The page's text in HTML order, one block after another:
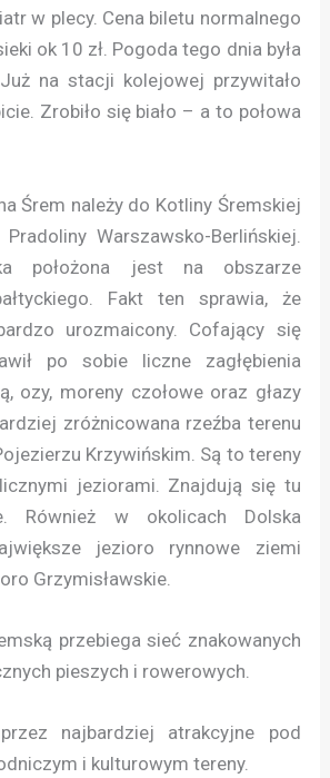
w plecy. Cena biletu normalnego
ok 10 zł. Pogoda tego dnia była
na stacji kolejowej przywitało
Zrobiło się biało – a to połowa
Śrem należy do Kotliny Śremskiej
Warszawsko-Berlińskiej.
położona jest na obszarze
Fakt ten sprawia, że
urozmaicony. Cofający się
po sobie liczne zagłębienia
ozy, moreny czołowe oraz głazy
zróżnicowana rzeźba terenu
Krzywińskim. Są to tereny
jeziorami. Znajdują się tu
Również w okolicach Dolska
jezioro rynnowe ziemi
Grzymisławskie.
przebiega sieć znakowanych
pieszych i rowerowych.
najbardziej atrakcyjne pod
i kulturowym tereny.